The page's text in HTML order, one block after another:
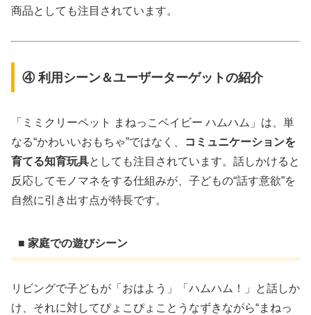
商品としても注目されています。
④ 利用シーン＆ユーザーターゲットの紹介
「ミミクリーペット まねっこベイビー ハムハム」は、単
なる“かわいいおもちゃ”ではなく、
コミュニケーションを
育てる知育玩具としても注目されています。話しかけると
反応してモノマネをする仕組みが、子どもの“話す意欲”を
自然に引き出す点が特長です。
■ 家庭での遊びシーン
リビングで子どもが「おはよう」「ハムハム！」と話しか
け、それに対してぴょこぴょことうなずきながら“まねっ